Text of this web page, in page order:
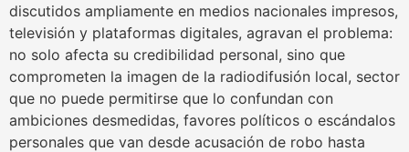
discutidos ampliamente en medios nacionales impresos,
televisión y plataformas digitales, agravan el problema:
no solo afecta su credibilidad personal, sino que
comprometen la imagen de la radiodifusión local, sector
que no puede permitirse que lo confundan con
ambiciones desmedidas, favores políticos o escándalos
personales que van desde acusación de robo hasta